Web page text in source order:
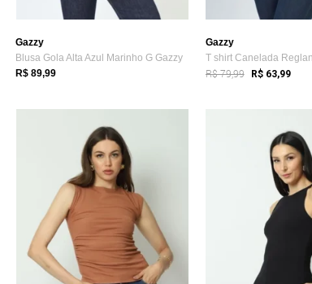
Gazzy
Blusa Gola Alta Azul Marinho G Gazzy
R$ 89,99
Gazzy
R$ 79,99 R$ 63,99